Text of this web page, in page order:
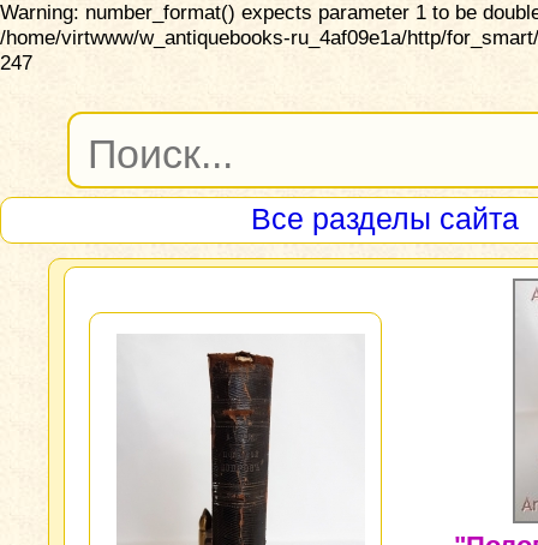
Warning: number_format() expects parameter 1 to be
/home/virtwww/w_antiquebooks-ru_4af09e1a/http/
247
Все разделы сайта